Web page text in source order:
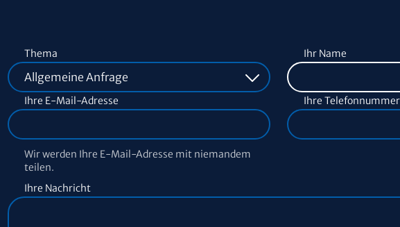
Thema Ihr Name
Ihre E-Mail-Adresse
Wir werden Ihre E-Mail-Adresse mit niemandem
teilen.
Ihre
Ihre Nachricht